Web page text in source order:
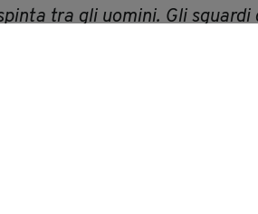
tra gli uomini. Gli sguardi